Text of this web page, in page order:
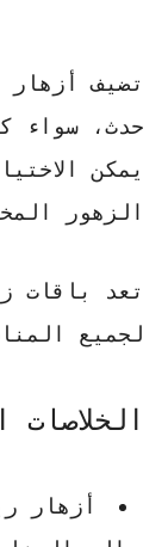
تضيف
حدث، سواء
يمكن
الزهور
تعد باقات
لجميع
أزهار